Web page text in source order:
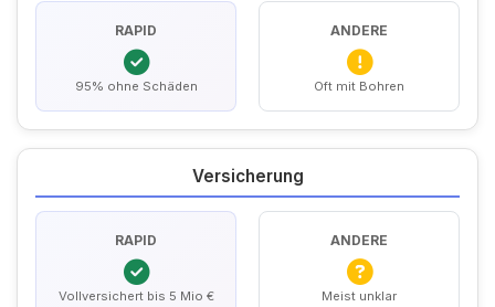
RAPID
95% ohne Schäden
ANDERE
Oft mit Bohren
Versicherung
RAPID
Vollversichert bis 5 Mio €
ANDERE
Meist unklar